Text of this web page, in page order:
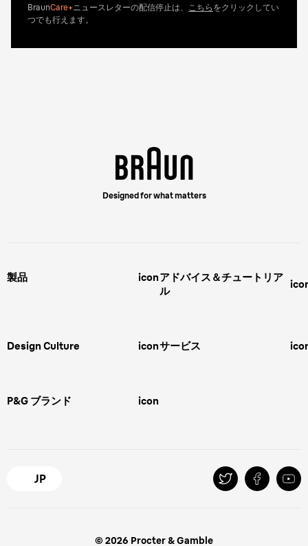
BraunCare+ニュースレターの配信停止は、 こちら をクリックしてい
つでも行えます。
Designed for what matters
製品 icon
スキンケア
ipl脱毛
アドバイス＆チュートリア
ル
ボディグルーミング
Design Culture icon
Braun Brand & Products
サービス
P&G ブランド icon
マイレピ
JP
© 2026 Procter & Gamble